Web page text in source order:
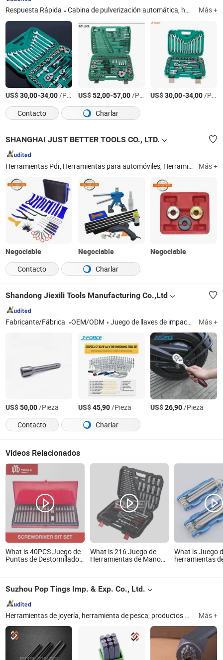
Respuesta Rápida Cabina de pulverización automática, horno para pintar muebles, mesa de extracción, cabina de pulverización con cortina de agua, cabina de pulverización de tipo seco, línea de pintura, estación de preparación, cabina de pulverización industrial, cabina de pulverización para autobuses Más +
US$30,00-34,00/Pieza US$52,00-57,00/Pieza US$30,00-34,00/Pieza
Contacto
Charlar
SHANGHAI JUST BETTER TOOLS CO., LTD.
Más +
Negociable Negociable
Negociable
Contacto
Charlar
Shandong Jiexili Tools Manufacturing Co.,Ltd
Fabricante/Fábrica OEM/ODM Juego de llaves de impacto, llave de tubo, llave de tuerca de rueda, llave cruz, llave de ahorro de esfuerzo, casquillo de tuerca de eje, juego de llaves de vaso, llave de trinquete, manguito cilíndrico, gato Más +
US$50,00/Pieza US$45,90/Pieza US$26,90/Pieza
Contacto
Charlar
Videos Relacionados
What is 40PCS Juego de
Puntas de Destornillador
What is 216 Juego de
Herramientas de Mano
What is Juego
herramientas
Suzhou Pop Tings Imp. & Exp. Co., Ltd.
Herramientas de joyería, herramienta de pesca, productos de plástico, alambre para cuentas y manualidades, herramientas de manualidades, herramientas de alambre, herramientas para cuentas, piezas de aluminio, productos de metal en lámina Más +